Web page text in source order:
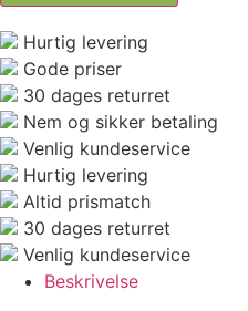
Hurtig levering
Gode priser
30 dages returret
Nem og sikker betaling
Venlig kundeservice
Hurtig levering
Altid prismatch
30 dages returret
Venlig kundeservice
Beskrivelse